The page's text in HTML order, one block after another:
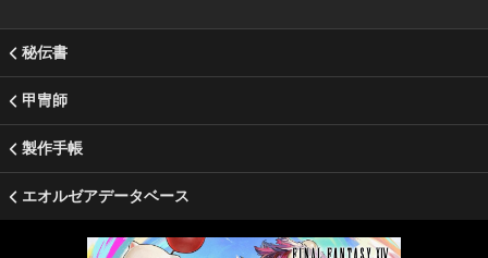
秘伝書
甲冑師
製作手帳
エオルゼアデータベース